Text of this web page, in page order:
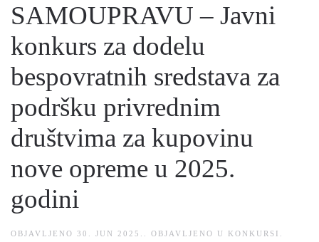
SAMOUPRAVU – Javni
konkurs za dodelu
bespovratnih sredstava za
podršku privrednim
društvima za kupovinu
nove opreme u 2025.
godini
OBJAVLJENO 30. JUN 2025. . OBJAVLJENO U KONKURSI